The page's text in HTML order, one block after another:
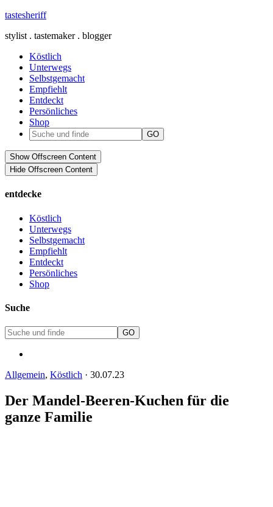
tastesheriff
stylist . tastemaker . blogger
Köstlich
Unterwegs
Selbstgemacht
Empfiehlt
Entdeckt
Persönliches
Shop
Show Offscreen Content
Hide Offscreen Content
entdecke
Köstlich
Unterwegs
Selbstgemacht
Empfiehlt
Entdeckt
Persönliches
Shop
Suche
Allgemein, Köstlich · 30.07.23
Der Mandel-Beeren-Kuchen für die
ganze Familie